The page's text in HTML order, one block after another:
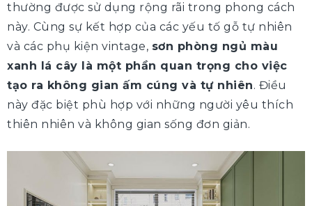
thường được sử dụng rộng rãi trong phong cách
này. Cùng sự kết hợp của các yếu tố gỗ tự nhiên
và các phụ kiện vintage, sơn phòng ngủ màu
xanh lá cây là một phần quan trọng cho việc
tạo ra không gian ấm cúng và tự nhiên. Điều
này đặc biệt phù hợp với những người yêu thích
thiên nhiên và không gian sống đơn giản.